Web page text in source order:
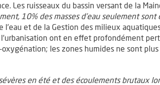
Les ruisseaux du bassin versant de la
10% des masses d’eau seulement
l’eau et de la Gestion des milieux
ont en effet profondément
les zones humides ne sont
en été et des écoulements brutaux